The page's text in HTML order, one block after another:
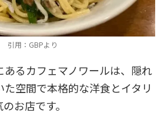
引用：GBPより
るカフェマノワールは、隠れ
空間で本格的な洋食とイタリ
お店です。